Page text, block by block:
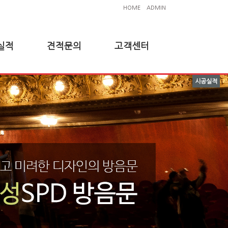
HOME ADMIN
적 견적문의 고객센터
시공실적